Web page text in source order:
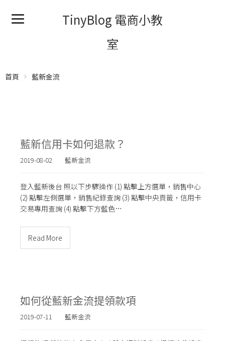
TinyBlog 電商小教
室
首頁 藍新金流
藍新信用卡如何退款？
2019-08-02 藍新金流
登入藍新後台 照以下步驟操作 (1) 點擊上方選單，銷售中心
(2) 點擊左側選單，銷售紀錄查詢 (3) 點擊中央頁籤，信用卡
交易專用查詢 (4) 點擊下方藍色…
Read More
如何從藍新金流提領款項
2019-07-11 藍新金流